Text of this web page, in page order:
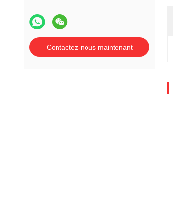
Contactez-nous maintenant